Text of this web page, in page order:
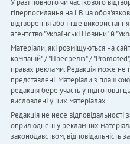
гіперпосилання на LB.ua
відтворення або інше
агентство "Українськi Новини" й
Матеріали, які розміщуються на
компаній" / "Пресреліз" /
правах реклами. Редакція може не
представлені. Матеріали з
редакція бере участь у підготовці
висловлені у цих матеріалах.
Редакція не несе відповідальності
оприлюднені у рекламних
законодавством, відповідальність